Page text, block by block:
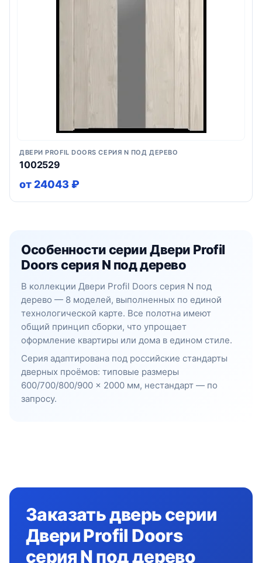
ДВЕРИ PROFIL DOORS СЕРИЯ N ПОД ДЕРЕВО
1002529
от 24043 ₽
Особенности серии Двери Profil
Doors серия N под дерево
В коллекции Двери Profil Doors серия N под
дерево — 8 моделей, выполненных по единой
технологической карте. Все полотна имеют
общий принцип сборки, что упрощает
оформление квартиры или дома в едином стиле.
Серия адаптирована под российские стандарты
дверных проёмов: типовые размеры
600/700/800/900 × 2000 мм, нестандарт — по
запросу.
Заказать дверь серии
Двери Profil Doors
серия N под дерево